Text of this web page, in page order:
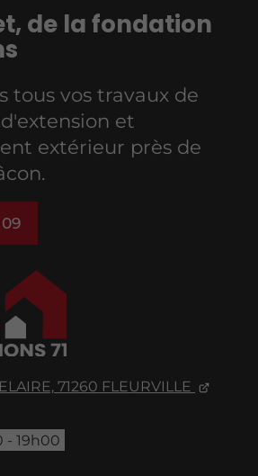
71260 FLEURVILLE
- 19h00
de la fondation
tous vos travaux de
et
extérieur près de